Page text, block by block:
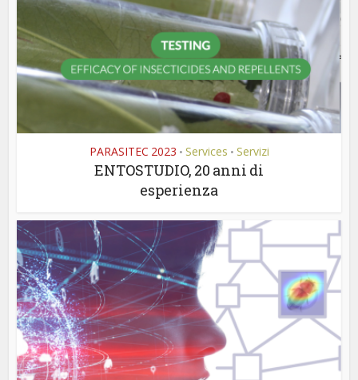
PARASITEC 2023 • Services • Servizi
ENTOSTUDIO, 20 anni di
esperienza